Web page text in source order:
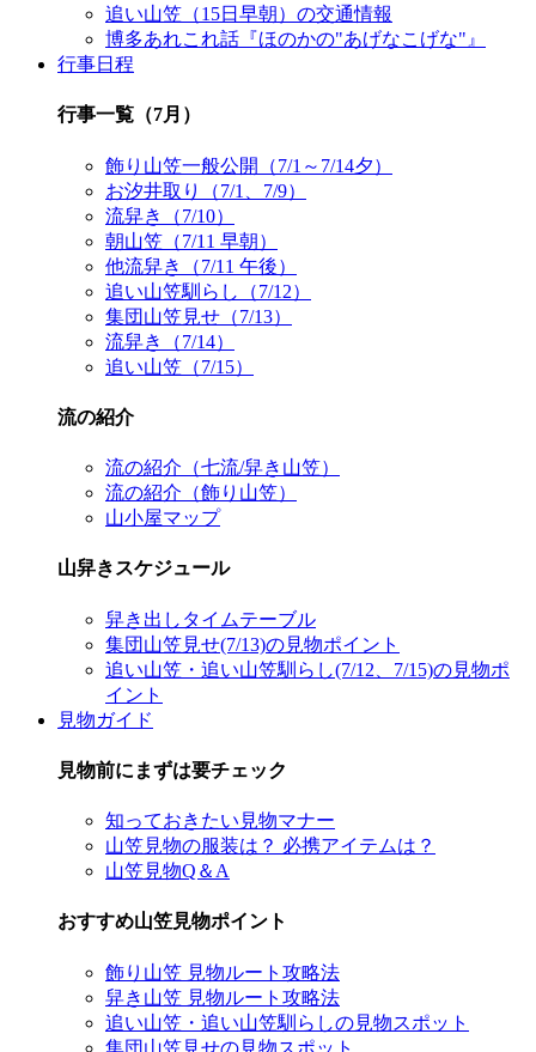
追い山笠（15日早朝）の交通情報
博多あれこれ話『ほのかの"あげなこげな"』
行事日程
行事一覧（7月）
飾り山笠一般公開（7/1～7/14夕）
お汐井取り（7/1、7/9）
流舁き（7/10）
朝山笠（7/11 早朝）
他流舁き（7/11 午後）
追い山笠馴らし（7/12）
集団山笠見せ（7/13）
流舁き（7/14）
追い山笠（7/15）
流の紹介
流の紹介（七流/舁き山笠）
流の紹介（飾り山笠）
山小屋マップ
山舁きスケジュール
舁き出しタイムテーブル
集団山笠見せ(7/13)の見物ポイント
追い山笠・追い山笠馴らし(7/12、7/15)の見物ポ
イント
見物ガイド
見物前にまずは要チェック
知っておきたい見物マナー
山笠見物の服装は？ 必携アイテムは？
山笠見物Q＆A
おすすめ山笠見物ポイント
飾り山笠 見物ルート攻略法
舁き山笠 見物ルート攻略法
追い山笠・追い山笠馴らしの見物スポット
集団山笠見せの見物スポット